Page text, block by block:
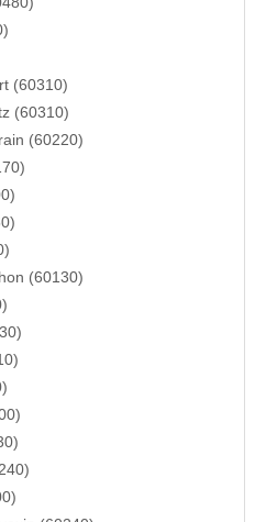
(60310)
(60310)
(60220)
(60130)